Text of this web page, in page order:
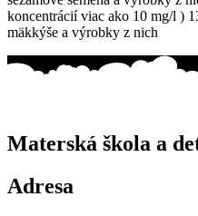
koncentrácií viac ako 10 mg/l )
mäkkýše a výrobky z nich
Materská škola a
Adresa